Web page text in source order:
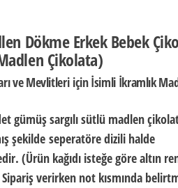
Dökme Erkek Bebek
Çikolata)
ve Mevlitleri için İsimli İkramlık
gümüş sargılı sütlü madlen
şekilde seperatöre dizili halde
(Ürün kağıdı isteğe göre altın
verirken not kısmında